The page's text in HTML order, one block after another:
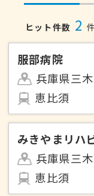
ヒット件数 2 件
服部病院
兵庫県三
恵比須
みきやまリハ
兵庫県三
恵比須